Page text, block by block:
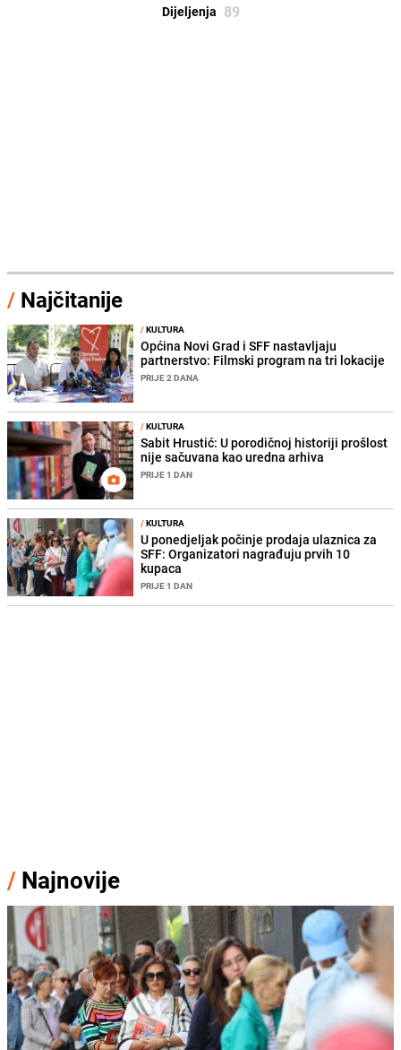
Dijeljenja 89
/ Najčitanije
/KULTURA
Općina Novi Grad i SFF nastavljaju
partnerstvo: Filmski program na tri lokacije
PRIJE 2 DANA
/KULTURA
Sabit Hrustić: U porodičnoj historiji prošlost
nije sačuvana kao uredna arhiva
PRIJE 1 DAN
/KULTURA
U ponedjeljak počinje prodaja ulaznica za
SFF: Organizatori nagrađuju prvih 10
kupaca
PRIJE 1 DAN
/ Najnovije